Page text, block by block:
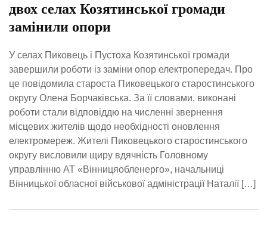
двох селах Козятинської громади
замінили опори
У селах Пиковець і Пустоха Козятинської громади
завершили роботи із заміни опор електропередач. Про
це повідомила староста Пиковецького старостинського
округу Олена Борчаківська. За її словами, виконані
роботи стали відповіддю на численні звернення
місцевих жителів щодо необхідності оновлення
електромереж. Жителі Пиковецького старостинського
округу висловили щиру вдячність Головному
управлінню АТ «Вінницяобленерго», начальниці
Вінницької обласної військової адміністрації Наталії […]